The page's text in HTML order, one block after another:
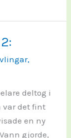
,
deltog i
var det fint
en ny
gjorde,